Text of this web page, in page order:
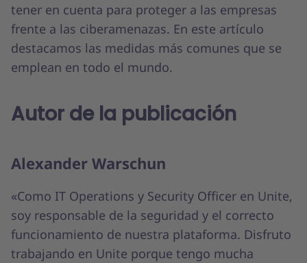
tener en cuenta para proteger a las empresas
frente a las ciberamenazas. En este artículo
destacamos las medidas más comunes que se
emplean en todo el mundo.
Autor de la publicación
Alexander Warschun
«Como IT Operations y Security Officer en Unite,
soy responsable de la seguridad y el correcto
funcionamiento de nuestra plataforma. Disfruto
trabajando en Unite porque tengo mucha